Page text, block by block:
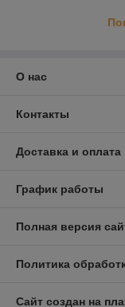
О нас
Контакты
Доставка и оплата
График работы
Полная версия
Политика
Сайт создан на